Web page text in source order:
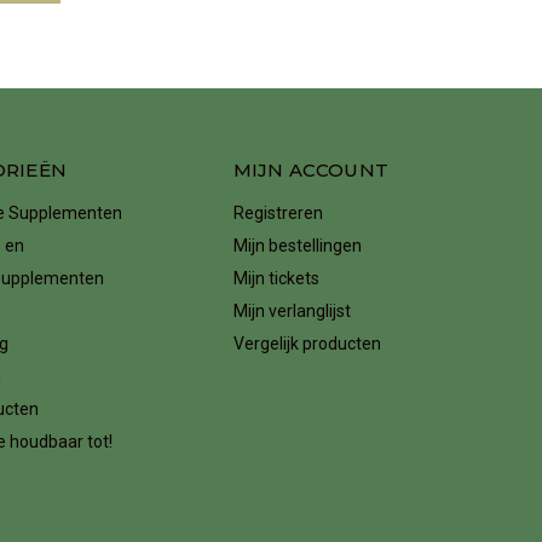
Supplementen
en
houdbaar tot!
MIJN ACCOUNT
Registreren
Mijn bestellingen
Mijn tickets
Mijn verlanglijst
Vergelijk producten